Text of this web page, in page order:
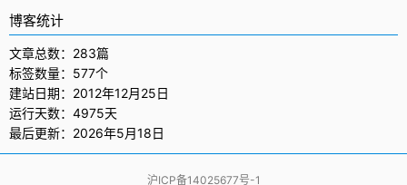
博客统计
文章总数：283篇
标签数量：577个
建站日期：2012年12月25日
运行天数：4975天
最后更新：2026年5月18日
沪ICP备14025677号-1